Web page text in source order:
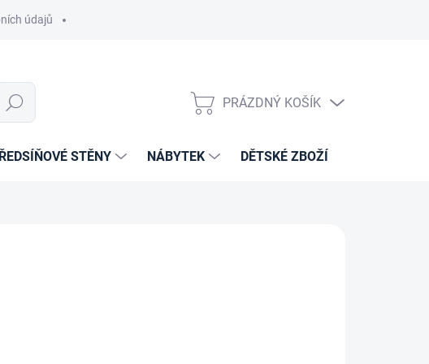
údajů
Hledat
NÁKUPNÍ
PRÁZDNÝ KOŠÍK
STĚNY NÁBYTEK DĚTSKÉ ZBOŽÍ